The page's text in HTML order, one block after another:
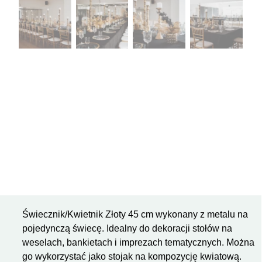
Świecznik/Kwietnik Złoty 45 cm wykonany z metalu na
pojedynczą świecę. Idealny do dekoracji stołów na
weselach, bankietach i imprezach tematycznych. Można
go wykorzystać jako stojak na kompozycję kwiatową.